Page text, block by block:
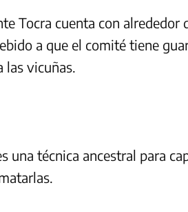
Tocra cuenta con alrededor
a que el comité tiene
las vicuñas.
una técnica ancestral para